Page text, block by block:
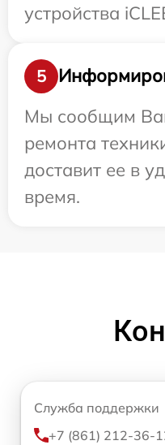
устройства
5
Мы сообщим
ремонта
доставит ее в
время.
Служба поддержки
+7 (861) 212-36-